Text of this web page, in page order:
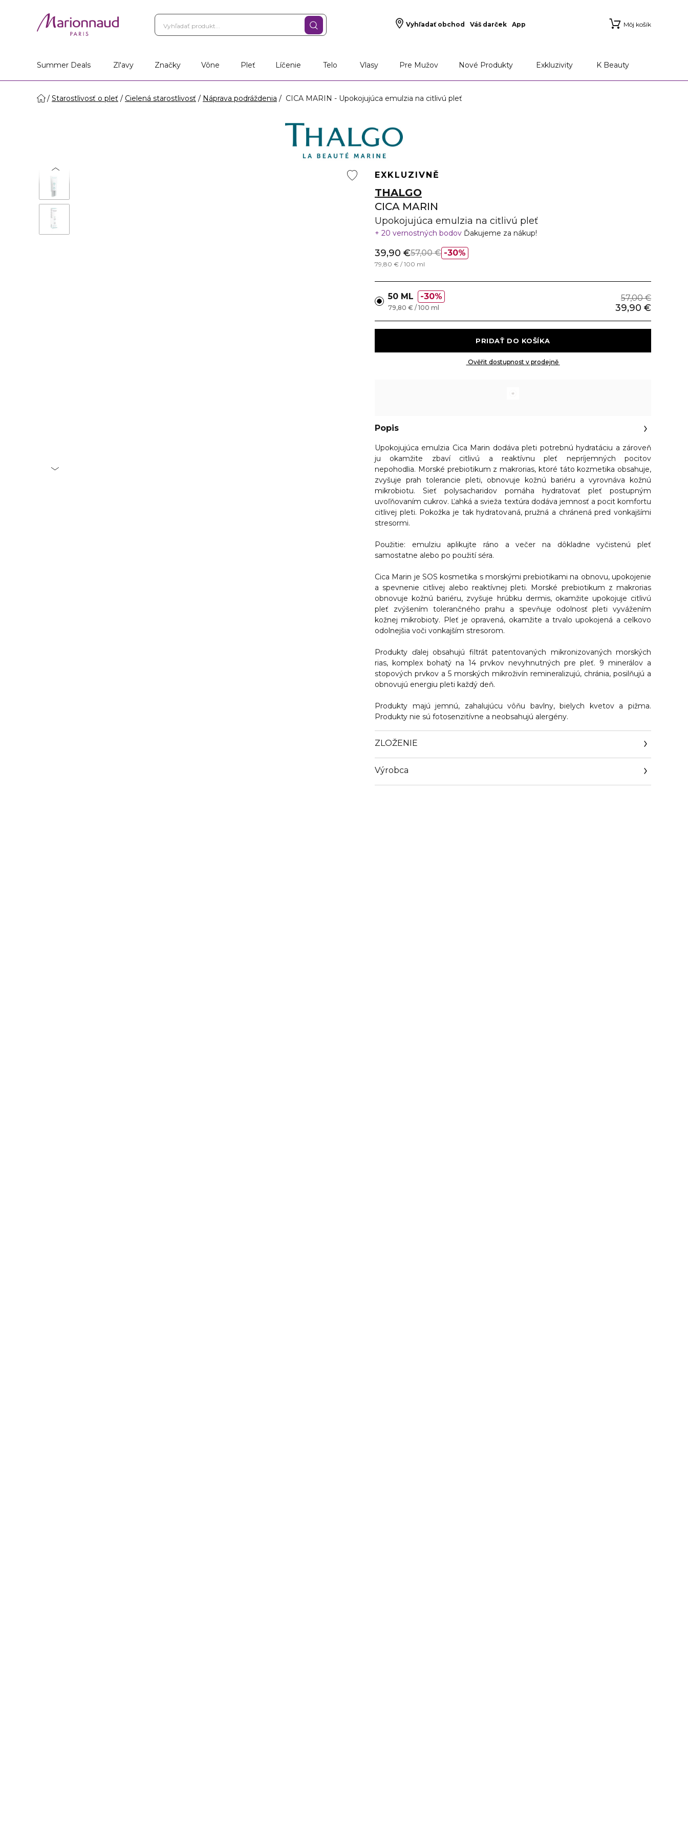
Vyhľadať obchod Váš darček App Môj košík
Summer Deals Zl'avy Značky Vône Pleť Líčenie Telo Vlasy Pre Mužov Nové Produkty Exkluzivity K Beauty
Starostlivosť o pleť Cielená starostlivosť Náprava podráždenia CICA MARIN - Upokojujúca emulzia na citlivú pleť
EXKLUZIVNĚ
THALGO
CICA MARIN
Upokojujúca emulzia na citlivú pleť
20 vernostných bodov Ďakujeme za nákup!
30%
39,90 €57,00 €
79,80 € / 100 ml
50 ML 30% 57,00 €
39,90 €
79,80 € / 100 ml
Ověřit dostupnost v prodejně
Popis
Upokojujúca emulzia Cica Marin dodáva pleti potrebnú hydratáciu a zároveň
ju okamžite zbaví citlivú a reaktívnu pleť nepríjemných pocitov
nepohodlia. Morské prebiotikum z makrorias, ktoré táto kozmetika obsahuje,
zvyšuje prah tolerancie pleti, obnovuje kožnú bariéru a vyrovnáva kožnú
mikrobiotu. Sieť polysacharidov pomáha hydratovať pleť postupným
uvoľňovaním cukrov. Ľahká a svieža textúra dodáva jemnosť a pocit komfortu
citlivej pleti. Pokožka je tak hydratovaná, pružná a chránená pred vonkajšími
stresormi.
Použitie: emulziu aplikujte ráno a večer na dôkladne vyčistenú pleť
samostatne alebo po použití séra.
Cica Marin je SOS kosmetika s morskými prebiotikami na obnovu, upokojenie
a spevnenie citlivej alebo reaktívnej pleti. Morské prebiotikum z makrorias
obnovuje kožnú bariéru, zvyšuje hrúbku dermis, okamžite upokojuje citlivú
pleť zvýšením tolerančného prahu a spevňuje odolnosť pleti vyvážením
kožnej mikrobioty. Pleť je opravená, okamžite a trvalo upokojená a celkovo
odolnejšia voči vonkajším stresorom.
Produkty ďalej obsahujú filtrát patentovaných mikronizovaných morských
rias, komplex bohatý na 14 prvkov nevyhnutných pre pleť. 9 minerálov a
stopových prvkov a 5 morských mikroživín remineralizujú, chránia, posilňujú a
obnovujú energiu pleti každý deň.
Produkty majú jemnú, zahalujúcu vôňu bavlny, bielych kvetov a pižma.
Produkty nie sú fotosenzitívne a neobsahujú alergény.
ZLOŽENIE
Výrobca